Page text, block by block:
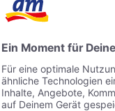
und somit
aus dem Projekt
Lamprecht. Hier
Use Café, das in